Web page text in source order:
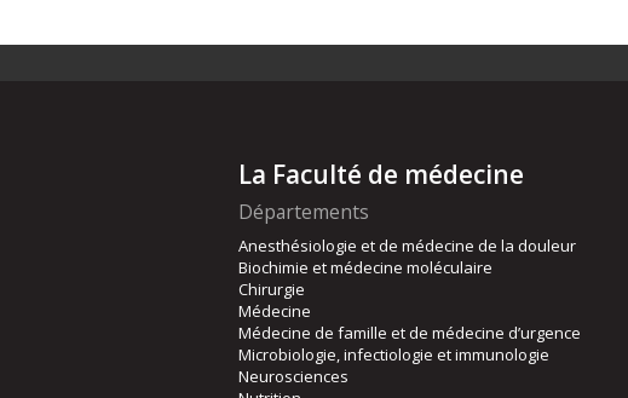
La Faculté de médecine
Départements
Anesthésiologie et de médecine de la douleur
Biochimie et médecine moléculaire
Chirurgie
Médecine
Médecine de famille et de médecine d’urgence
Microbiologie, infectiologie et immunologie
Neurosciences